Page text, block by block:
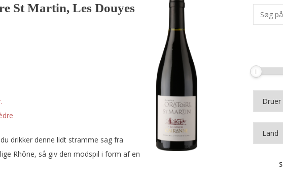
St Martin, Les Douyes
drikker denne lidt stramme sag fra
Rhône, så giv den modspil i form af en
Søg
på